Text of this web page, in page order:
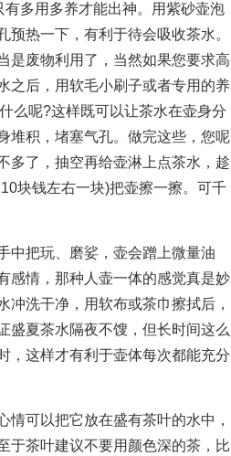
多用多养才能出神。用紫砂壶泡
热一下，有利于待会吸收茶水。
是废物利用了，当然如果您要求高
之后，用软毛小刷子或者专用的养
么呢?这样既可以让茶水在壶身分
堆积，堵塞气孔。做完这些，您呢
多了，抽空再给壶淋上点茶水，趁
块钱左右一块)把壶擦一擦。可千
把玩、磨娑，壶会蹭上微量油
感情，那种人壶一体的感觉真是妙
洗干净，用软布或茶巾擦拭后，
盛夏茶水隔夜不馊，但长时间这么
，这样才有利于壶体每次都能充分
可以把它放在盛有茶叶的水中，
于茶叶建议不要用颜色深的茶，比